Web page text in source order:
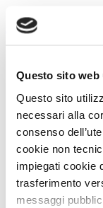
Questo sito
Questo sito
necessari alla
consenso
cookie non
impiegati cookie
trasferimento
messaggi
7 December 2024 ·
read more
10
12
14
15
16
17
18
19